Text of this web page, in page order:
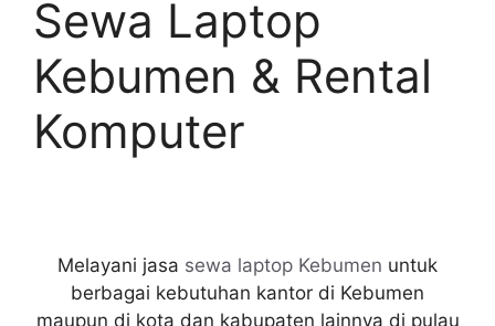
Sewa Laptop
Kebumen & Rental
Komputer
Melayani jasa sewa laptop Kebumen untuk
berbagai kebutuhan kantor di Kebumen
maupun di kota dan kabupaten lainnya di pulau